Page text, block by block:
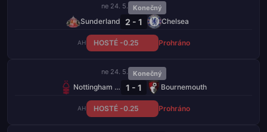
ne 24. 5. Konečný
Sunderland 2 - 1 Chelsea
AH HOSTÉ -0.25 Prohráno
ne 24. 5. Konečný
Nottingham Forest 1 - 1 Bournemouth
AH HOSTÉ -0.25 Prohráno